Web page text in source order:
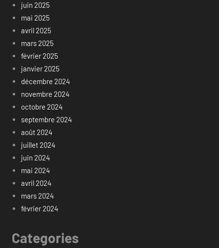
juin 2025
mai 2025
avril 2025
mars 2025
février 2025
janvier 2025
décembre 2024
novembre 2024
octobre 2024
septembre 2024
août 2024
juillet 2024
juin 2024
mai 2024
avril 2024
mars 2024
février 2024
Categories